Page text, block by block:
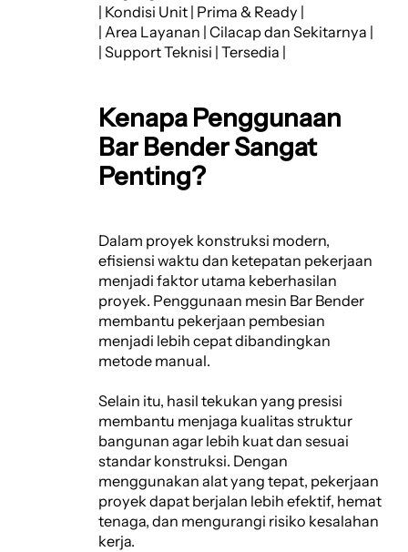
| Kondisi Unit | Prima & Ready |
| Area Layanan | Cilacap dan Sekitarnya |
| Support Teknisi | Tersedia |
Kenapa Penggunaan
Bar Bender Sangat
Penting?
Dalam proyek konstruksi modern,
efisiensi waktu dan ketepatan pekerjaan
menjadi faktor utama keberhasilan
proyek. Penggunaan mesin Bar Bender
membantu pekerjaan pembesian
menjadi lebih cepat dibandingkan
metode manual.
Selain itu, hasil tekukan yang presisi
membantu menjaga kualitas struktur
bangunan agar lebih kuat dan sesuai
standar konstruksi. Dengan
menggunakan alat yang tepat, pekerjaan
proyek dapat berjalan lebih efektif, hemat
tenaga, dan mengurangi risiko kesalahan
kerja.